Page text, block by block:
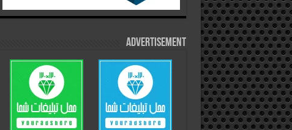
Advertisement